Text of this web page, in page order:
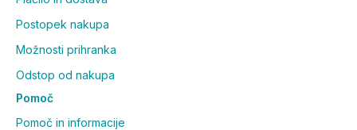
Postopek nakupa
Možnosti prihranka
Odstop od nakupa
Pomoč
Pomoč in informacije